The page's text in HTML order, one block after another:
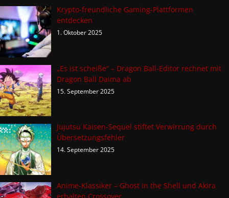
Krypto-freundliche Gaming-Plattformen
entdecken
1. Oktober 2025
„Es ist scheiße“ – Dragon Ball-Editor rechnet mit
Dragon Ball Daima ab
15. September 2025
Jujutsu Kaisen-Sequel stiftet Verwirrung durch
Übersetzungsfehler
14. September 2025
Anime-Klassiker – Ghost in the Shell und Akira